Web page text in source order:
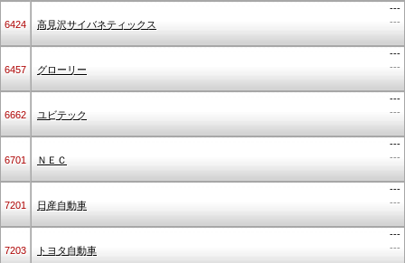
6424 高見沢サイバネティックス
---
---
6457 グローリー
---
---
6662 ユビテック
---
---
6701 ＮＥＣ
---
---
7201 日産自動車
---
---
7203 トヨタ自動車
---
---